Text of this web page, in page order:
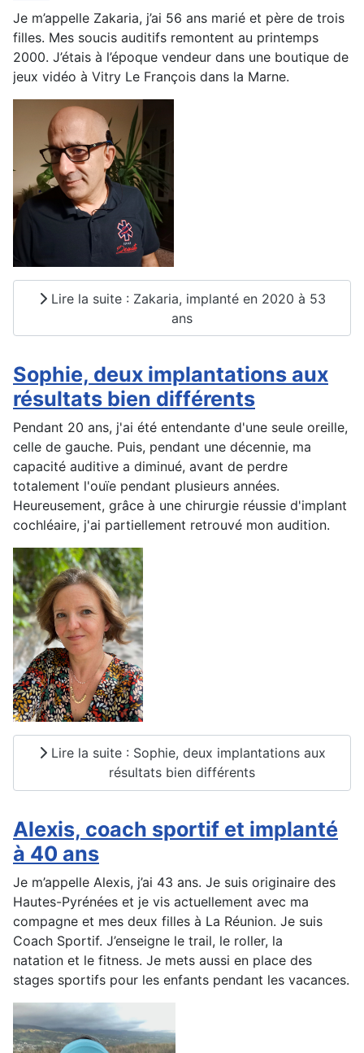
Je m’appelle Zakaria, j’ai 56 ans marié et père de trois
filles. Mes soucis auditifs remontent au printemps
2000. J’étais à l’époque vendeur dans une boutique de
jeux vidéo à Vitry Le François dans la Marne.
Lire la suite : Zakaria, implanté en 2020 à 53
ans
Sophie, deux implantations aux
résultats bien différents
Pendant 20 ans, j'ai été entendante d'une seule oreille,
celle de gauche. Puis, pendant une décennie, ma
capacité auditive a diminué, avant de perdre
totalement l'ouïe pendant plusieurs années.
Heureusement, grâce à une chirurgie réussie d'implant
cochléaire, j'ai partiellement retrouvé mon audition.
Lire la suite : Sophie, deux implantations aux
résultats bien différents
Alexis, coach sportif et implanté
à 40 ans
Je m’appelle Alexis, j’ai 43 ans. Je suis originaire des
Hautes-Pyrénées et je vis actuellement avec ma
compagne et mes deux filles à La Réunion. Je suis
Coach Sportif. J’enseigne le trail, le roller, la
natation et le fitness. Je mets aussi en place des
stages sportifs pour les enfants pendant les vacances.